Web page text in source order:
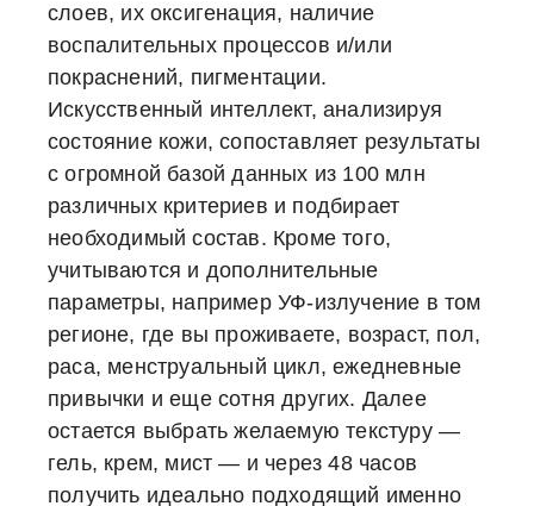
слоев, их оксигенация, наличие
воспалительных процессов и/или
покраснений, пигментации.
Искусственный интеллект, анализируя
состояние кожи, сопоставляет результаты
с огромной базой данных из 100 млн
различных критериев и подбирает
необходимый состав. Кроме того,
учитываются и дополнительные
параметры, например УФ-излучение в том
регионе, где вы проживаете, возраст, пол,
раса, менструальный цикл, ежедневные
привычки и еще сотня других. Далее
остается выбрать желаемую текстуру —
гель, крем, мист — и через 48 часов
получить идеально подходящий именно